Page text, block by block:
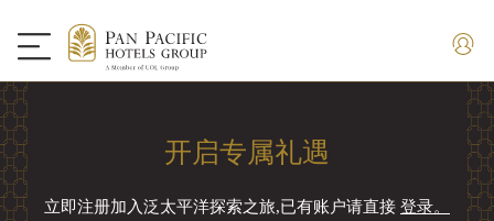
开启专属礼遇
立即注册加入泛太平洋探索之旅,已有账户请直接 登录。